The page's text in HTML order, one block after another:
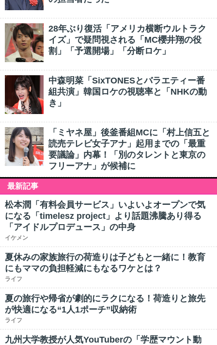
28年ぶり復活「アメリカ横断ウルトラク
イズ」で疑問視される「MC櫻井翔の役
割」「予選開場」「分断ロケ」
中森明菜「SixTONESとバラエティー番
組共演」韓国ロケの視聴率と「NHKの動
き」
「ミヤネ屋」後釜番組MCに「村上信五と
読売テレビ女子アナ」起用までの「最重
要議論」内幕！「別のタレントと東京の
フリーアナ」が候補に
最新記事
松本潤「有料会員サービス」いよいよオープンで気
になる「timelesz project」より話題沸騰あり得る
「アイドルプロデュース」の中身
イケメン
夏休みの家族旅行の荷造りは子どもと一緒に！教育
にもママの負担軽減にもなるワケとは？
ライフ
夏の旅行や帰省が劇的にラクになる！荷造りと旅先
が快適になる“1人1ポーチ”収納術
ライフ
九州大学教授が人気YouTuberの「学歴マウント動